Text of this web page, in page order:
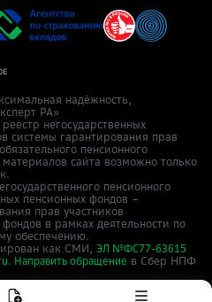
надёжность,
РА»
негосударственных
системы гарантирования прав
пенсионного
сайта возможно только
пенсионного
пенсионных фондов –
прав участников
в рамках деятельности по
обеспечению.
как СМИ, ЭЛ №ФС77-63615
Направить обращение в Cбер НПФ